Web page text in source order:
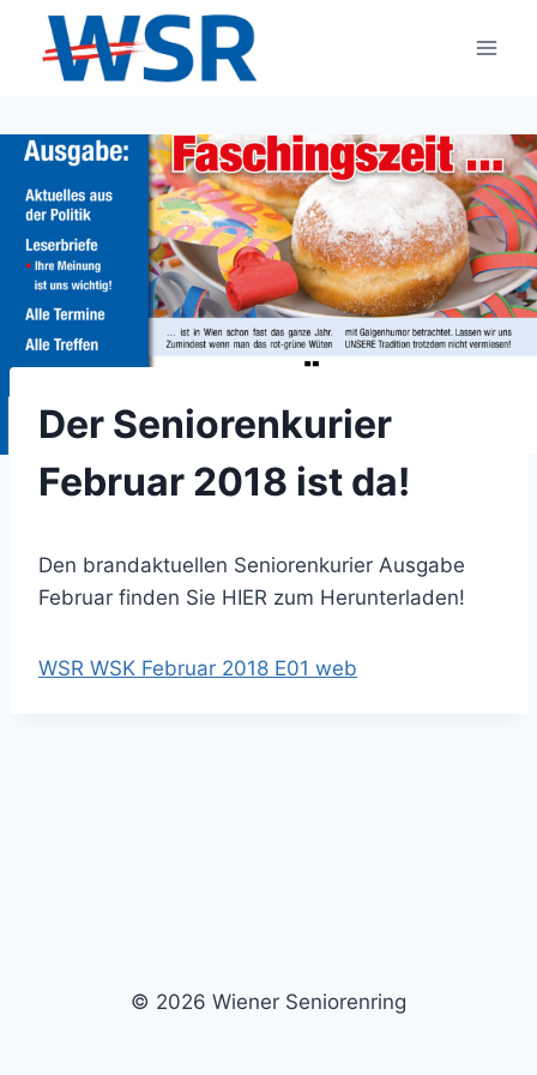
Inhalt
springen
Der Seniorenkurier
Februar 2018 ist da!
Den brandaktuellen Seniorenkurier Ausgabe
Februar finden Sie HIER zum Herunterladen!
WSR WSK Februar 2018 E01 web
© 2026 Wiener Seniorenring